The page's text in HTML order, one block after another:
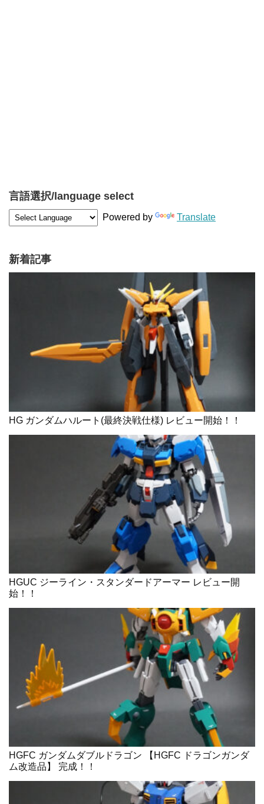
言語選択/language select
Powered by Translate
新着記事
HG ガンダムハルート(最終決戦仕様) レビュー開始！！
HGUC ジーライン・スタンダードアーマー レビュー開
始！！
HGFC ガンダムダブルドラゴン 【HGFC ドラゴンガンダ
ム改造品】 完成！！